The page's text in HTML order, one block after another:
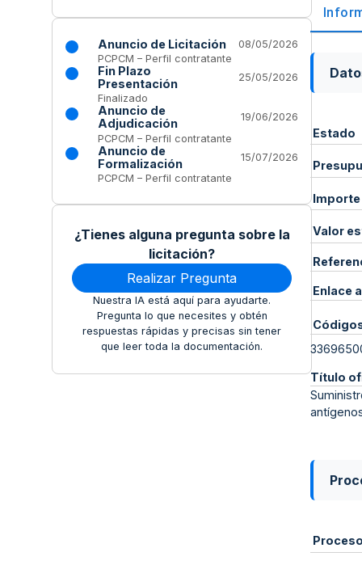
Anuncio de Licitación
08/05/2026
PCPCM – Perfil contratante
Fin Plazo
Presentación
25/05/2026
Finalizado
Anuncio de
Adjudicación
19/06/2026
PCPCM – Perfil contratante
Anuncio de
Formalización
15/07/2026
PCPCM – Perfil contratante
¿Tienes alguna pregunta sobre la
licitación?
Realizar Pregunta
Nuestra IA está aquí para ayudarte.
Pregunta lo que necesites y obtén
respuestas rápidas y precisas sin tener
que leer toda la documentación.
Estado
Valor
Enlace
Título
Proceso